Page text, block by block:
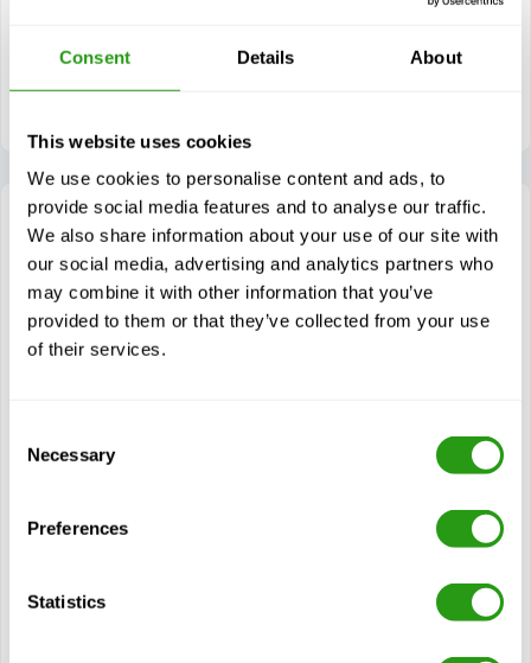
Consent Details About
This website uses cookies
We use cookies to personalise content and ads, to
provide social media features and to analyse our traffic.
We also share information about your use of our site with
our social media, advertising and analytics partners who
may combine it with other information that you’ve
provided to them or that they’ve collected from your use
of their services.
Selection
Necessary
Preferences
Statistics
Equipos de protección individual (EPI)
Rescate en espacios confinados
Confined Space Entry/Attendant/Rescue
La formación de Entrada/Asistente/Rescate en Espacios
Confinados (CSEAR) está diseñada para el personal
asignado a tareas en espacios confinados, incluidos...
$desde 227,00